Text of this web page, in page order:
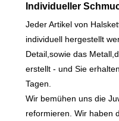
Individueller
Jeder Artikel von
individuell hergestellt
Detail,sowie das
erstellt - und Sie
Tagen.
Wir bemühen uns die
reformieren. Wir haben